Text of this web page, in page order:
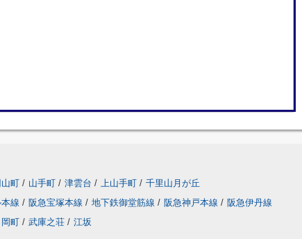
山町 / 山手町 / 津雲台 / 上山手町 / 千里山月が丘
線 / 阪急宝塚本線 / 地下鉄御堂筋線 / 阪急神戸本線 / 阪急伊丹線
岡町 / 武庫之荘 / 江坂